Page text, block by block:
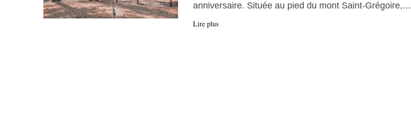
anniversaire. Située au pied du mont Saint-Grégoire,…
Lire plus